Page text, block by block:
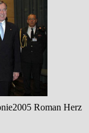
Roman Herz